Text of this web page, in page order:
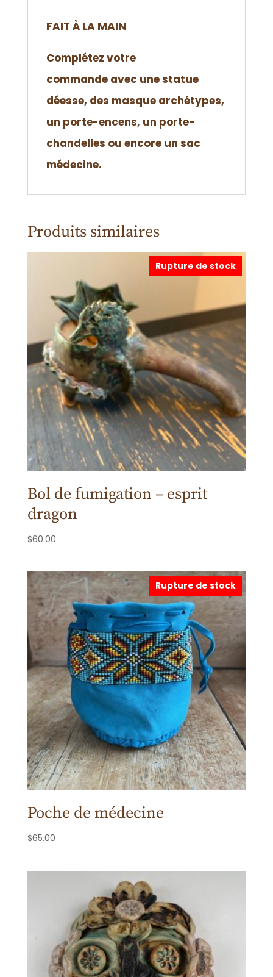
FAIT À LA MAIN
Complétez votre
commande avec une statue
déesse, des masque archétypes,
un porte-encens, un porte-
chandelles ou encore un sac
médecine.
Produits similaires
Rupture de stock
Bol de fumigation – esprit
dragon
$60.00
Rupture de stock
Poche de médecine
$65.00